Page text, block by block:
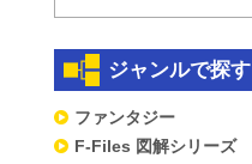
ジャンルで探す
ファンタジー
F-Files 図解シリーズ